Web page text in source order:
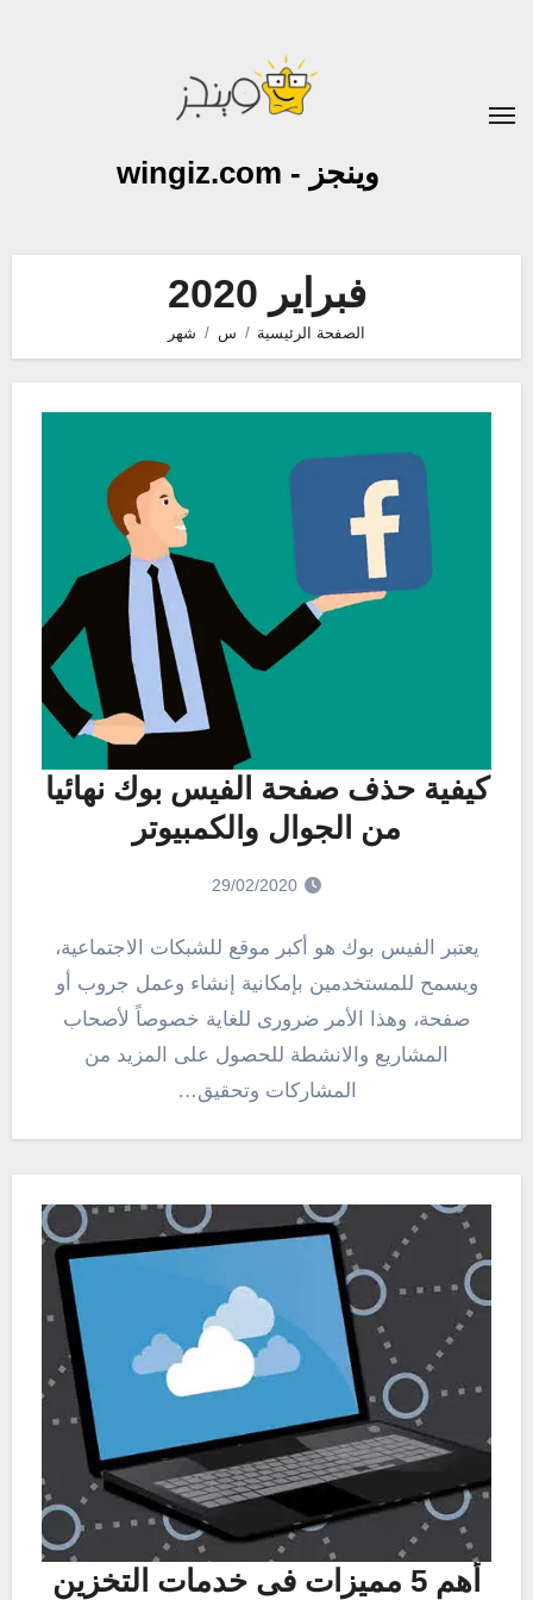
وينجز - wingiz.com
فبراير 2020
الصفحة الرئيسية س شهر
كيفية حذف صفحة الفيس بوك نهائيا
من الجوال والكمبيوتر
29/02/2020
يعتبر الفيس بوك هو أكبر موقع للشبكات الاجتماعية،
ويسمح للمستخدمين بإمكانية إنشاء وعمل جروب أو
صفحة، وهذا الأمر ضرورى للغاية خصوصاً لأصحاب
المشاريع والانشطة للحصول على المزيد من
المشاركات وتحقيق…
أهم 5 مميزات فى خدمات التخزين